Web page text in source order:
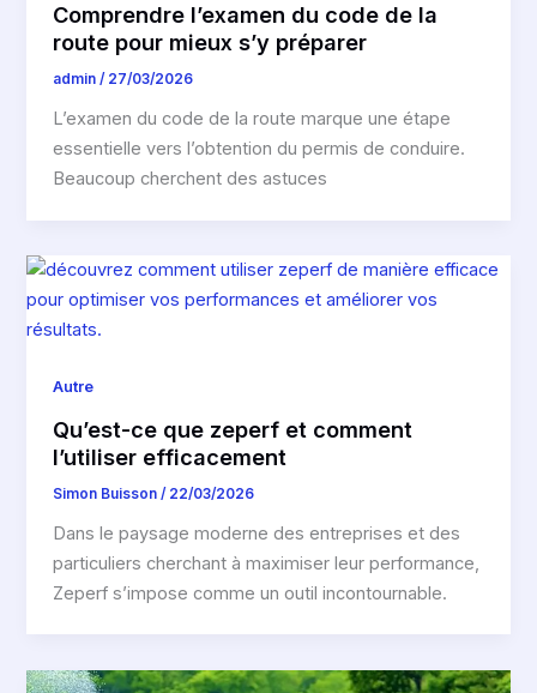
Comprendre l’examen du code de la
route pour mieux s’y préparer
admin/ 27/03/2026
L’examen du code de la route marque une étape
essentielle vers l’obtention du permis de conduire.
Beaucoup cherchent des astuces
Autre
Qu’est-ce que zeperf et comment
l’utiliser efficacement
Simon Buisson/ 22/03/2026
Dans le paysage moderne des entreprises et des
particuliers cherchant à maximiser leur performance,
Zeperf s’impose comme un outil incontournable.